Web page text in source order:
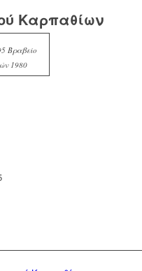
Καρπαθίων
Βραβείο
1980